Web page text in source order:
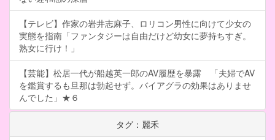
【テレビ】作家の岩井志麻子、ロリコン男性に向けて少女の
実態を指南「ファンタジーは自由だけど幼女に夢持ちすぎ。
熟女に行け！」
【芸能】松居一代が船越英一郎のAV履歴を暴露 「夫婦でAV
を鑑賞するも旦那は勃起せず。バイアグラの効果はありませ
んでした」★６
タグ：麗禾